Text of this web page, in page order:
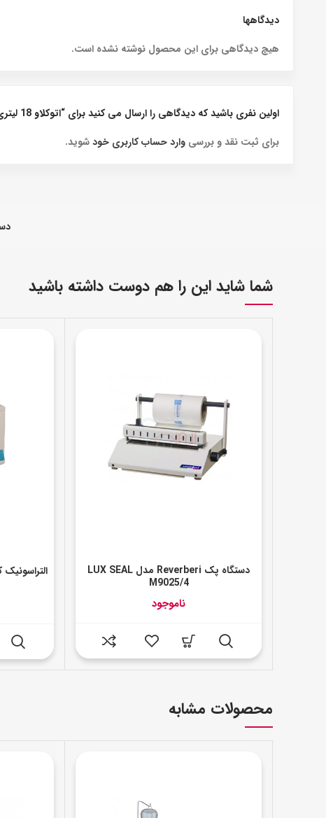
دیدگاهها
هیچ دیدگاهی برای این محصول نوشته نشده است.
اولین نفری باشید که دیدگاهی را ارسال می کنید برای “اتوکلاو 18 لیتری تکنوگاز مدل EUROPA B EVO”
برای ثبت نقد و بررسی وارد حساب کاربری خودشوید.
شما شاید این را هم دوست داشته باشید
دستگاه پک Reverberi مدل LUX SEAL
M9025/4
ناموجود
محصولات مشابه